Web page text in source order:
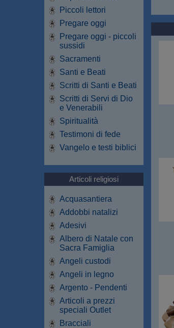
Piccoli lettori
Pregare oggi
Pregare oggi - piccoli
sussidi
Sacramenti
Santi e Beati
Scritti di Santi e Beati
Scritti di Servi di Dio
e Venerabili
Spiritualità
Testimoni di fede
Vangelo e testi biblici
Articoli religiosi
Acquasantiera
Addobbi natalizi
Adesivi
Albero di Natale con
Sacra Famiglia
Angeli custodi
Angeli in legno
Argento - Pendenti
Articoli a prezzi
speciali Outlet
Bracciali